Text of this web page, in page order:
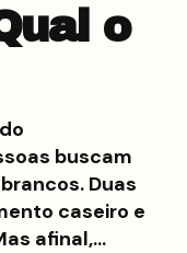
o
buscam
Duas
caseiro e
afinal,…